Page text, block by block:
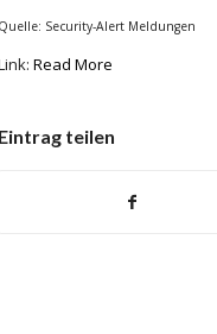
Quelle: Security-Alert Meldungen
Read More
Eintrag teilen